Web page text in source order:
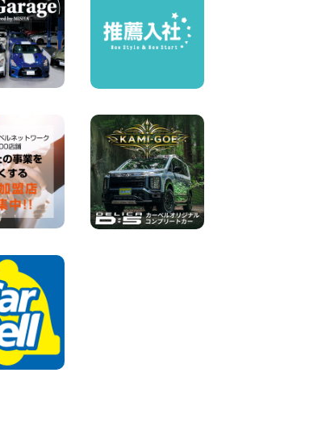
【カーシェアのレンタカーが
2台になりました!】 岐阜県 各
務原那加店
100円レンタカー 各務原那加
空き有ります!!コンパクト
多数!!関東圏必見♪ 東京都 町
100円レンタカー 町田根岸
2026年08月06日
体調崩してませんか?? 兵庫県
加古川店
100円レンタカー 加古川
2026年08月06日
ハイエースワゴンGL!!クルー
る〜!! 福島県 福島笹木野店
※※超格安日額5,800円※※荷物
運びに最適の軽バンのレンタ
カー!! 出雲ドーム前店 島根県
出雲ドーム前店
100円レンタカー 出雲ドーム前